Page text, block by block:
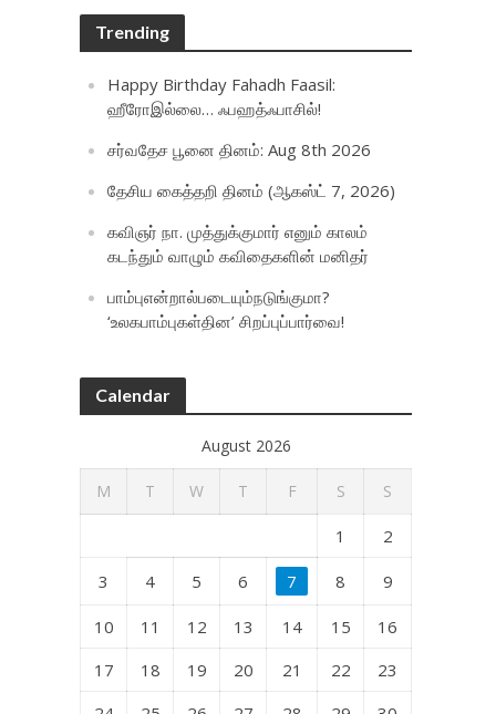
Trending
Happy Birthday Fahadh Faasil:
ஹீரோஇல்லை… ஃபஹத்ஃபாசில்!
சர்வதேச பூனை தினம்: Aug 8th 2026
தேசிய கைத்தறி தினம் (ஆகஸ்ட் 7, 2026)
கவிஞர் நா. முத்துக்குமார் எனும் காலம்
கடந்தும் வாழும் கவிதைகளின் மனிதர்
பாம்புஎன்றால்படையும்நடுங்குமா?
‘உலகபாம்புகள்தின’ சிறப்புப்பார்வை!
Calendar
August 2026
M T W T F S S
1 2
3 4 5 6 7 8 9
10 11 12 13 14 15
16
17
18 19 20 21 22
23